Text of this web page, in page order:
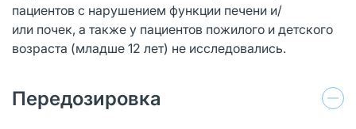
пациентов с нарушением функции печени и/
или почек, а также у пациентов пожилого и детского
возраста (младше 12 лет) не исследовались.
Передозировка